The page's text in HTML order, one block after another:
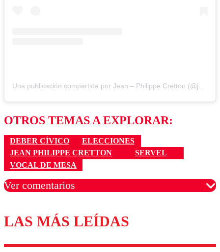
OTROS TEMAS A EXPLORAR:
DEBER CÍVICO
ELECCIONES
JEAN PHILIPPE CRETTON
SERVEL
VOCAL DE MESA
Ver comentarios
Los comentarios son moderados para garantizar un
diálogo respetuoso.
LAS MÁS LEÍDAS